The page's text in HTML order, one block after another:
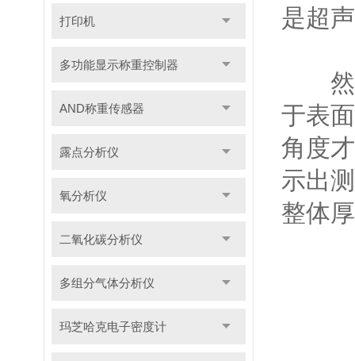
打印机
多功能显示称重控制器
AND称重传感器
露点分析仪
氧分析仪
二氧化碳分析仪
多组分气体分析仪
玛芝哈克电子密度计
是超
然后
于表
角度
示出
整体